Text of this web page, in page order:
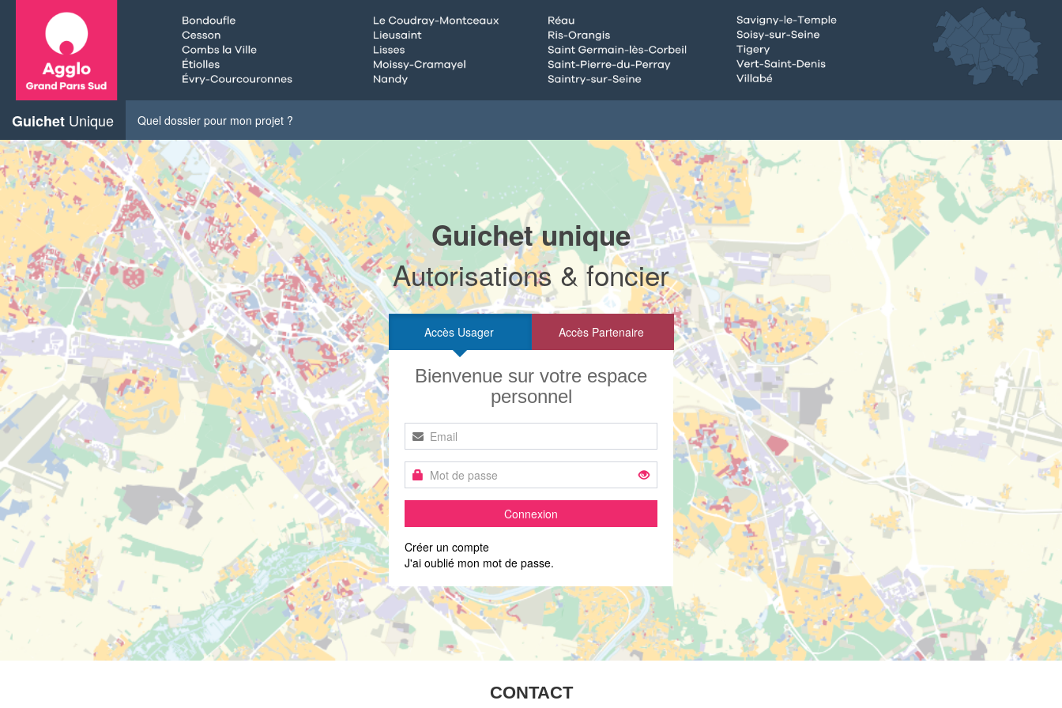
Guichet Unique Quel dossier pour mon projet ?
Guichet unique
Autorisations & foncier
Accès Usager Accès Partenaire
Bienvenue sur votre espace
personnel
Connexion
Créer un compte
J'ai oublié mon mot de passe.
CONTACT